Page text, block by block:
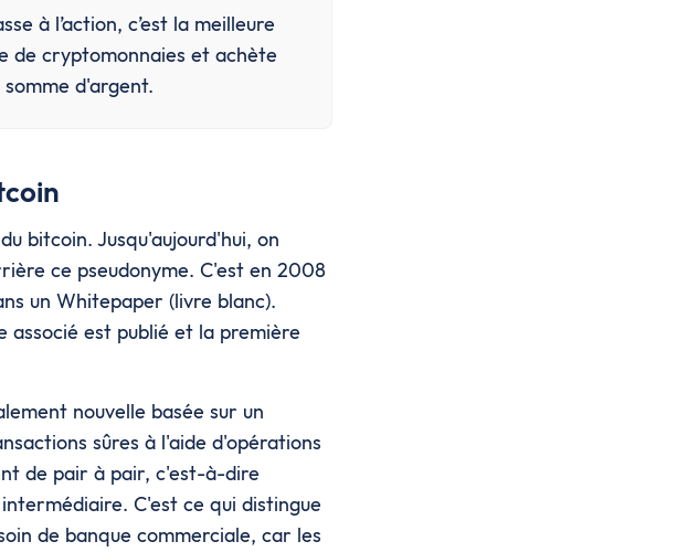
à l’action, c’est la meilleure
de cryptomonnaies et achète
d'argent.
bitcoin. Jusqu'aujourd'hui, on
ce pseudonyme. C'est en 2008
un Whitepaper (livre blanc).
est publié et la première
nouvelle basée sur un
sûres à l'aide d'opérations
de pair à pair, c'est-à-dire
C'est ce qui distingue
de banque commerciale, car les